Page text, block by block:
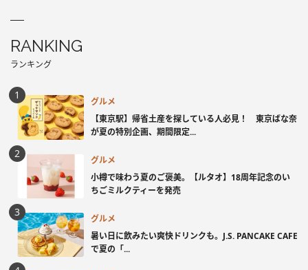
RANKING
ランキング
グルメ
【東京駅】帰省土産を探している人必見！ 東京ばな奈
が夏の特別企画、期間限定...
グルメ
小樽で味わう夏のご褒美。【ルタオ】18周年記念のい
ちごミルクティーを発売
グルメ
暑い日に飲みたい爽快ドリンクも。J.S. PANCAKE CAFE
で夏の「...